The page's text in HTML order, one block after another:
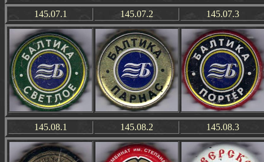
145.07.1 145.07.2 145.07.3
145.08.1 145.08.2 145.08.3